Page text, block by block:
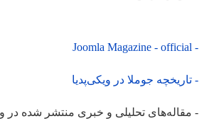
- Joomla Magazine - official
- تاریخچه جوملا در ویکی‌پدیا
- مقاله‌های تحلیلی و خبری منتشر شده